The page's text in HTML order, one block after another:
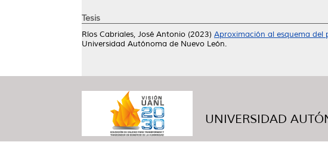
Tesis
Ríos Cabriales, José Antonio (2023) Aproximación al esquema del
Universidad Autónoma de Nuevo León.
UNIVERSIDAD